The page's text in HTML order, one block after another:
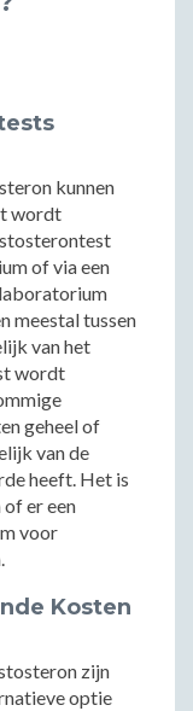
kunnen
wordt
of via een
meestal tussen
van het
wordt
geheel of
van de
heeft. Het is
er een
voor
Kosten
zijn
optie